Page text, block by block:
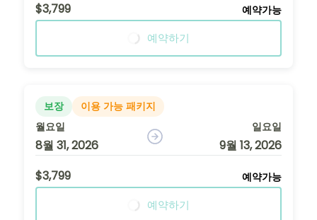
$3,799
예약가능
예약하기
보장
이용 가능 패키지
월요일
8월 31, 2026
일요일
9월 13, 2026
$3,799
예약가능
예약하기